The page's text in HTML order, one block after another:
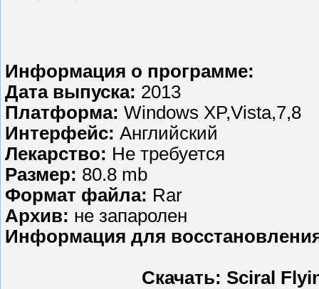
Информация о программе:
Дата выпуска: 2013
Платформа: Windows XP,Vista,7,8
Интерфейс: Английский
Лекарство: Не требуется
Размер: 80.8 mb
Формат файла: Rar
Aрхив: не запаролен
Информация для
Скачать: Sciral